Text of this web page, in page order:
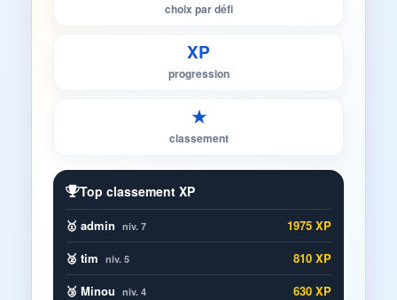
choix par défi
XP
progression
★
classement
Top classement XP
🥇 admin niv. 7
1975 XP
🥈 tim niv. 5
810 XP
🥉 Minou niv. 4 630 XP